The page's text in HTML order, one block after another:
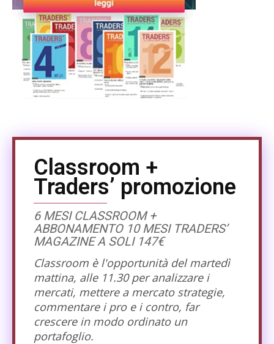
Classroom +
Traders’ promozione
6 MESI CLASSROOM +
ABBONAMENTO 10 MESI TRADERS’
MAGAZINE A SOLI 147€
Classroom è l'opportunità del martedì
mattina, alle 11.30 per analizzare i
mercati, mettere a mercato strategie,
commentare i pro e i contro, far
crescere in modo ordinato un
portafoglio.